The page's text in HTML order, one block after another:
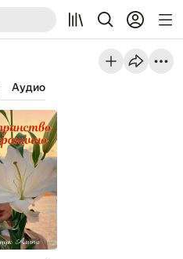
Аудио